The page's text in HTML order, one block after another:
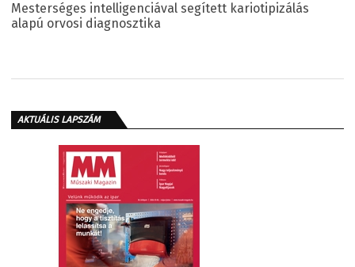
Mesterséges intelligenciával segített kariotipizálás
alapú orvosi diagnosztika
AKTUÁLIS LAPSZÁM